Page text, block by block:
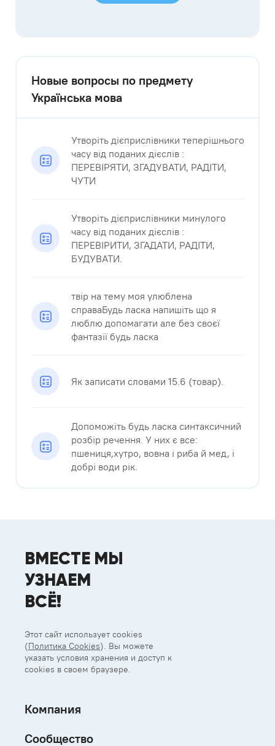
Новые вопросы по предмету
Українська мова
Утворіть дієприслівники теперішнього
часу від поданих дієслів :
ПЕРЕВІРЯТИ, ЗГАДУВАТИ, РАДІТИ,
ЧУТИ​
Утворіть дієприслівники минулого
часу від поданих дієслів :
ПЕРЕВІРИТИ, ЗГАДАТИ, РАДІТИ,
БУДУВАТИ.​
твір на тему моя улюблена
справаБудь ласка напишіть що я
люблю допомагати але без своєї
фантазії будь ласка​
Як записати словами 15.6 (товар).
Допоможіть будь ласка синтаксичний
розбір речення. У них є все:
пшениця,хутро, вовна і риба й мед, і
добрі води рік.​
ВМЕСТЕ МЫ
УЗНАЕМ
ВСЁ!
Этот сайт использует cookies
(Политика Cookies). Вы можете
указать условия хранения и доступ к
cookies в своем браузере.
Компания
Сообщество